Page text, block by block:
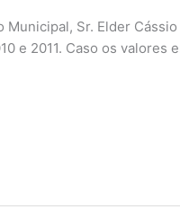
Sr. Elder
e 2011. Caso os